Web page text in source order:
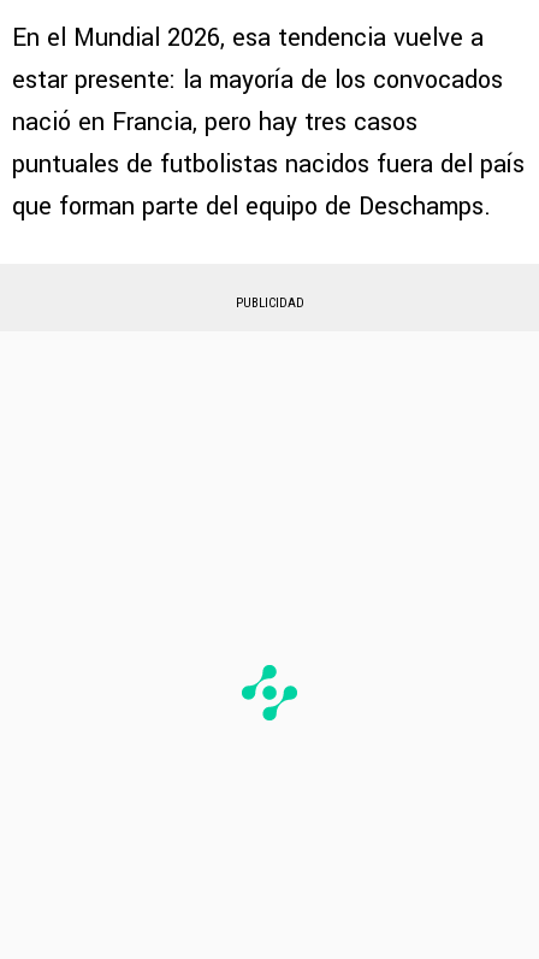
En el Mundial 2026, esa tendencia vuelve a
estar presente: la mayoría de los convocados
nació en Francia, pero hay tres casos
puntuales de futbolistas nacidos fuera del país
que forman parte del equipo de Deschamps.
PUBLICIDAD